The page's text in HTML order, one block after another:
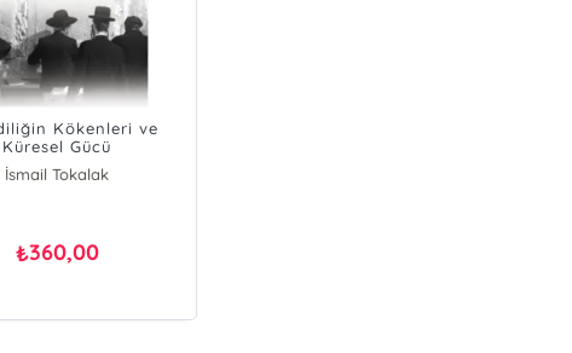
Kökenleri ve
Küresel Gücü
İsmail Tokalak
₺360,00